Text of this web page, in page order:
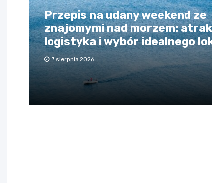
Przepis na udany weekend ze
znajomymi nad morzem:
logistyka i wybór idealnego
7 sierpnia 2026